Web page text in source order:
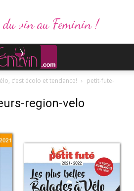
du vin au Feminin !
c’est écolo et tendance!
petit-fute-
region-velo